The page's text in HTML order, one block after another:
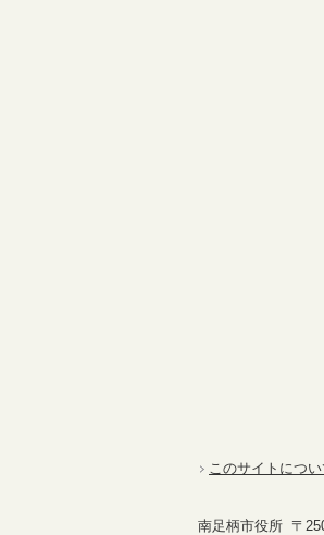
このサイトについ
南足柄市役所 〒